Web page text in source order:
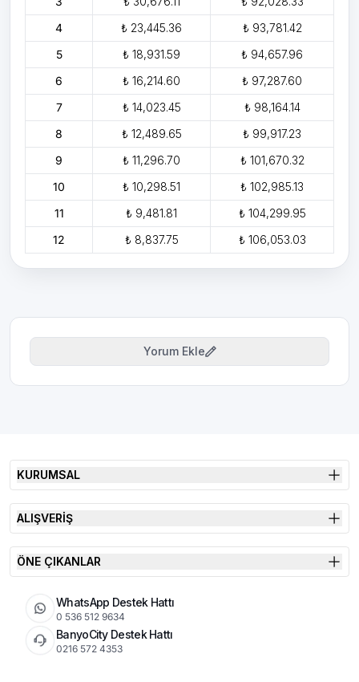
4
₺ 23,445.36
₺ 93,781.42
5
₺ 18,931.59
₺ 94,657.96
6
₺ 16,214.60
₺ 97,287.60
7
₺ 14,023.45
₺ 98,164.14
8
₺ 12,489.65
₺ 99,917.23
9
₺ 11,296.70
₺ 101,670.32
10
₺ 10,298.51
₺ 102,985.13
11
₺ 9,481.81
₺ 104,299.95
12
₺ 8,837.75 ₺ 106,053.03
Yorum Ekle
KURUMSAL
ALIŞVERİŞ
ÖNE ÇIKANLAR
WhatsApp Destek Hattı
0 536 512 9634
BanyoCity Destek Hattı
0216 572 4353